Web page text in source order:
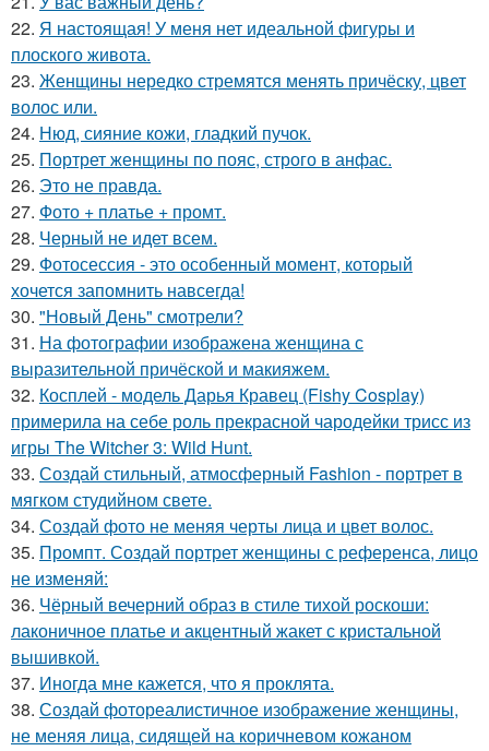
22. Я настоящая! У меня нет идеальной фигуры и
плоского живота.
23. Женщины нередко стремятся менять причёску, цвет
волос или.
24. Нюд, сияние кожи, гладкий пучок.
25. Портрет женщины по пояс, строго в анфас.
26. Это не правда.
27. Фото + платье + промт.
28. Черный не идет всем.
29. Фотосессия - это особенный момент, который
хочется запомнить навсегда!
30. "Новый День" смотрели?
31. На фотографии изображена женщина с
выразительной причёской и макияжем.
32. Косплей - модель Дарья Кравец (Fishy Cosplay)
примерила на себе роль прекрасной чародейки трисс из
игры The Witcher 3: Wild Hunt.
33. Создай стильный, атмосферный Fashion - портрет в
мягком студийном свете.
34. Создай фото не меняя черты лица и цвет волос.
35. Промпт. Создай портрет женщины с референса, лицо
не изменяй:
36. Чёрный вечерний образ в стиле тихой роскоши:
лаконичное платье и акцентный жакет с кристальной
вышивкой.
37. Иногда мне кажется, что я проклята.
38. Создай фотореалистичное изображение женщины,
не меняя лица, сидящей на коричневом кожаном